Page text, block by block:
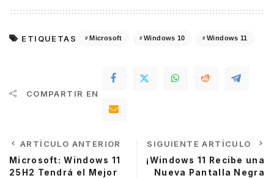
ETIQUETAS Microsoft Windows 10 Windows 11
COMPARTIR EN
ARTÍCULO ANTERIOR
Microsoft: Windows 11
25H2 Tendrá el Mejor
SIGUIENTE ARTÍCULO
¡Windows 11 Recibe una
Nueva Pantalla Negra